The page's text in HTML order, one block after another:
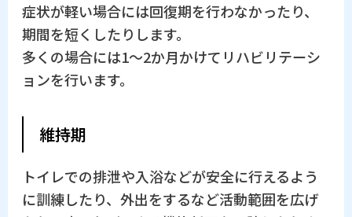
症状が軽い場合には回復期を行わなかったり、
期間を短くしたりします。
多くの場合には1～2か月かけてリハビリテーシ
ョンを行います。
維持期
トイレでの排泄や入浴などが安全に行えるよう
に訓練したり、外出をするなど活動範囲を広げ